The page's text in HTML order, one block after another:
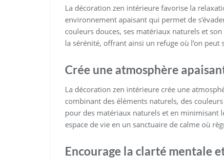
La décoration zen intérieure favorise la
environnement apaisant qui permet de
couleurs douces, ses matériaux naturels et
la sérénité, offrant ainsi un refuge où l’on
Crée une atmosphère
La décoration zen intérieure crée une
combinant des éléments naturels, des
pour des matériaux naturels et en minimisant
espace de vie en un sanctuaire de calme où
Encourage la clarté mentale